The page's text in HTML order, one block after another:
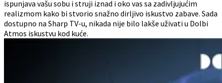
ispunjava vašu sobu i struji iznad i oko vas sa zadivljujućim
realizmom kako bi stvorio snažno dirljivo iskustvo zabave. Sada
dostupno na Sharp TV-u, nikada nije bilo lakše uživati u Dolbi
Atmos iskustvu kod kuće.